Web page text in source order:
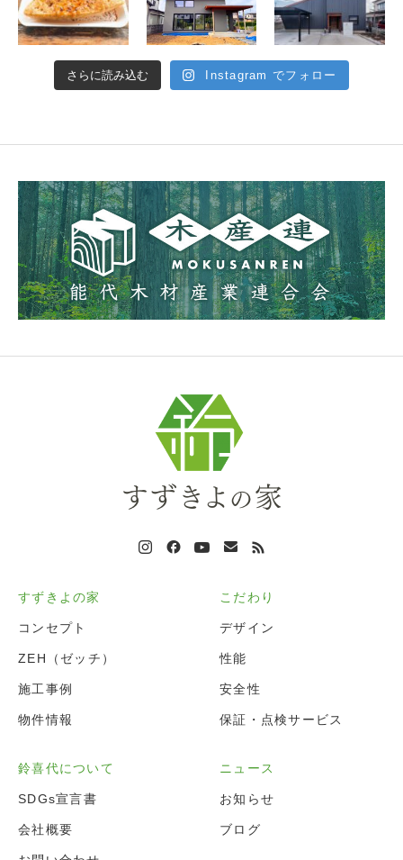
さらに読み込む Instagram でフォロー
すずきよの家
コンセプト
ZEH（ゼッチ）
施工事例
物件情報
こだわり
デザイン
性能
安全性
保証・点検サービス
鈴喜代について
SDGs宣言書
会社概要
ニュース
お知らせ
ブログ